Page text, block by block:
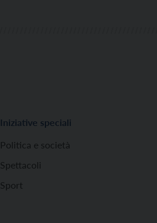
Iniziative speciali
Politica e società
Spettacoli
Sport